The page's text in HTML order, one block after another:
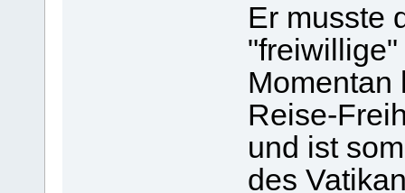
Er musste
Momentan
Reise-
und ist
des